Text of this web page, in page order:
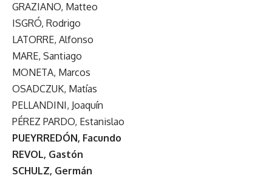
GRAZIANO, Matteo
ISGRÓ, Rodrigo
LATORRE, Alfonso
MARE, Santiago
MONETA, Marcos
OSADCZUK, Matías
PELLANDINI, Joaquín
PÉREZ PARDO, Estanislao
PUEYRREDÓN, Facundo
REVOL, Gastón
SCHULZ, Germán